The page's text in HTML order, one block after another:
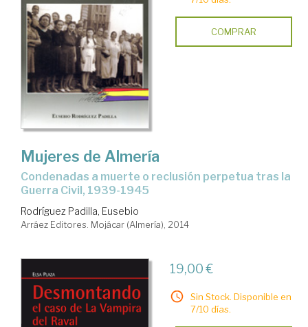
COMPRAR
Mujeres de Almería
condenadas a muerte o reclusión perpetua tras la
Guerra Civil, 1939-1945
Rodríguez Padilla, Eusebio
Arráez Editores. Mojácar (Almería), 2014
19,00 €
Sin Stock. Disponible en
7/10 días.